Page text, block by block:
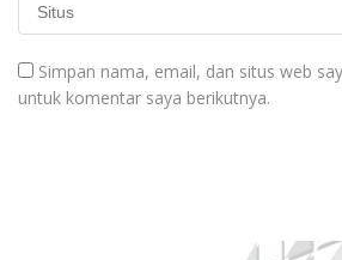
Simpan nama, email, dan situs web
untuk komentar saya berikutnya.